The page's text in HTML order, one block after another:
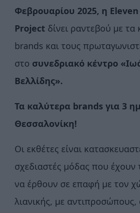
Φεβρουαρίου 2025, η
Project δίνει ραντεβού με
brands και τους
στο συνεδριακό κέντρο
Βελλίδης».
Τα καλύτερα brands για 3
Θεσσαλονίκη!
Οι εκθέτες είναι
σχεδιαστές μόδας που έχουν
να έρθουν σε επαφή με τον
λιανικής, με αντιπροσώπους,